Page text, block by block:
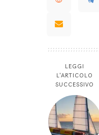
LEGGI
L’ARTICOLO
SUCCESSIVO